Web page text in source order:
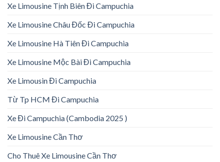
Xe Limousine Tịnh Biên Đi Campuchia
Xe Limousine Châu Đốc Đi Campuchia
Xe Limousine Hà Tiên Đi Campuchia
Xe Limousine Mộc Bài Đi Campuchia
Xe Limousin Đi Campuchia
Từ Tp HCM Đi Campuchia
Xe Đi Campuchia (Cambodia 2025 )
Xe Limousine Cần Thơ
Cho Thuê Xe Limousine Cần Thơ